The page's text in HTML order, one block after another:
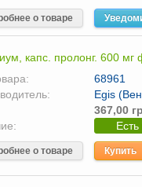
о товаре
капс. пролонг. 600
68961
Egis
367,00
о товаре Купить